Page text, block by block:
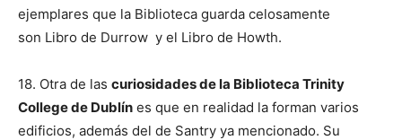
ejemplares que la Biblioteca guarda celosamente
son Libro de Durrow y el Libro de Howth.
18. Otra de las curiosidades de la Biblioteca Trinity
College de Dublín es que en realidad la forman varios
edificios, además del de Santry ya mencionado. Su